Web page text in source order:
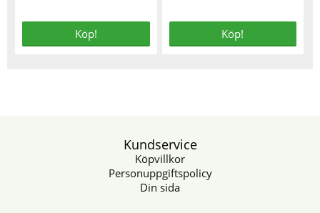
Köp! Köp!
Kundservice
Köpvillkor
Personuppgiftspolicy
Din sida